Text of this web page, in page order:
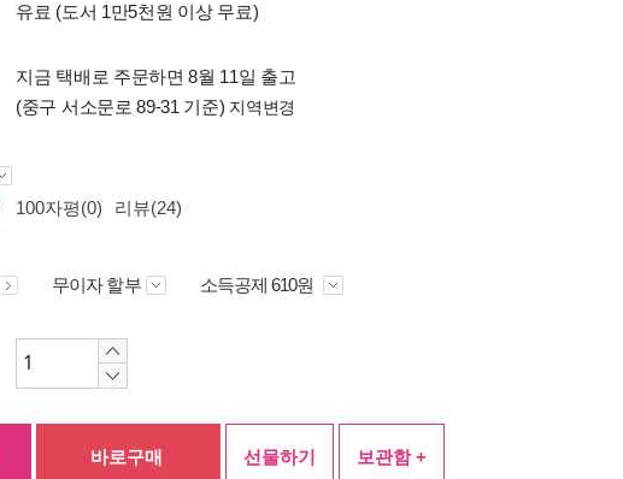
유료 (도서 1만5천원 이상 무료)
지금 택배로 주문하면 8월 11일 출고
(중구 서소문로 89-31 기준) 지역변경
100자평(0) 리뷰(24)
무이자 할부 소득공제 610원
바로구매 선물하기 보관함 +